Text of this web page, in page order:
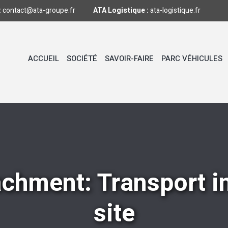
contact@ata-groupe.fr ATA Logistique :ata-logistique.fr
ACCUEIL SOCIÉTÉ SAVOIR-FAIRE PARC VÉHICULES
Transport
site